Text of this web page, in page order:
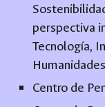
perspectiva
Tecnología,
Centro de